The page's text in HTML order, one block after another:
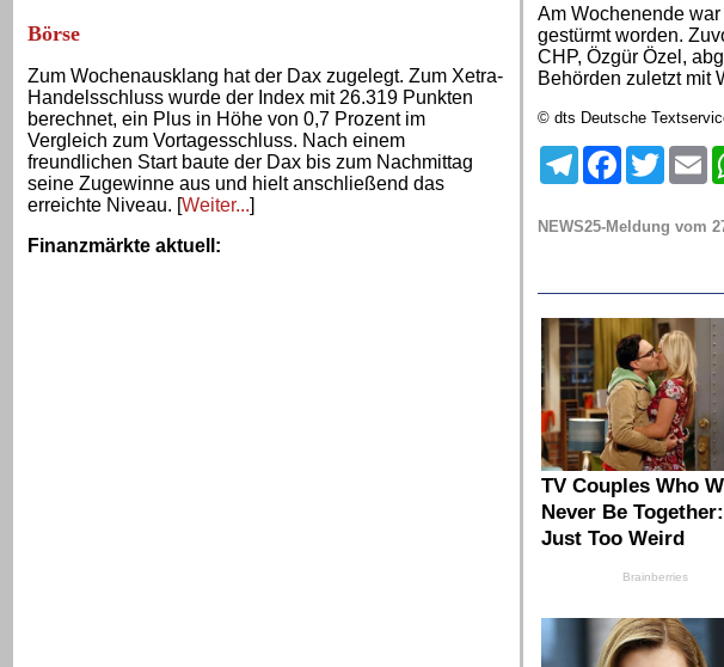
Börse
Zum Wochenausklang hat der Dax zugelegt. Zum Xetra-
Handelsschluss wurde der Index mit 26.319 Punkten
berechnet, ein Plus in Höhe von 0,7 Prozent im
Vergleich zum Vortagesschluss. Nach einem
freundlichen Start baute der Dax bis zum Nachmittag
seine Zugewinne aus und hielt anschließend das
erreichte Niveau. [Weiter...]
Finanzmärkte aktuell :
Am Wochenende
gestürmt worden.
CHP, Özgür Özel,
Behörden zuletzt mit
© dts Deutsche
TelegramFacebookTwitter
NEWS25-Meldung vom